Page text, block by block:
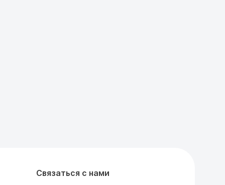
Связаться с нами